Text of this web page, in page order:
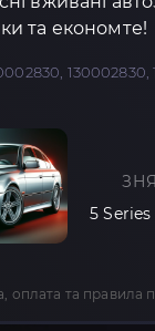
та економте!
130002830,
5 Series
оплата та правила